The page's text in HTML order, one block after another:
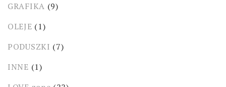
GRAFIKA (9)
OLEJE (1)
PODUSZKI (7)
INNE (1)